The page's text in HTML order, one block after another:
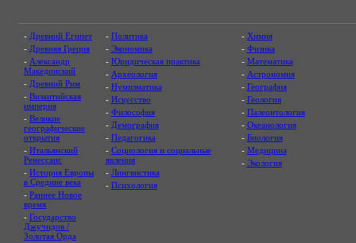
- Древний Египет
- Древняя Греция
- Александр
Македонский
- Древний Рим
- Византийская
империя
- Великие
географические
открытия
- Итальянский
Ренессанс
- История Европы
в Средние века
- Раннее Новое
время
- Государство
Джучидов /
Золотая Орда
- Политика
- Экономика
- Юридическая практика
- Археология
- Нумизматика
- Искусство
- Философия
- Демография
- Педагогика
- Социология и социальные
явления
- Лингвистика
- Психология
- Химия
- Физика
- Математика
- Астрономия
- География
- Геология
- Палеонтология
- Океанология
- Биология
- Медицина
- Экология